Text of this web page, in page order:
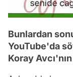
Bunlardan
YouTube'da
Koray